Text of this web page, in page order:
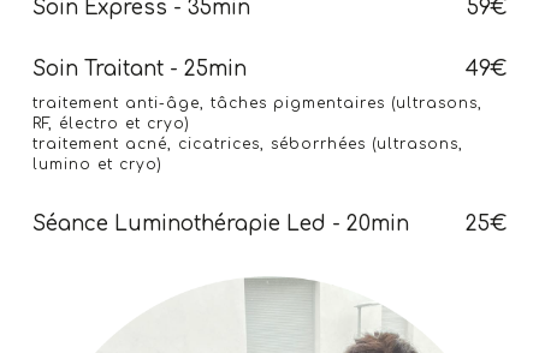
Soin Express - 35min 59€
Soin Traitant - 25min 49€
traitement anti-âge, tâches pigmentaires (ultrasons,
RF, électro et cryo)
traitement acné, cicatrices, séborrhées (ultrasons,
lumino et cryo)
Séance Luminothérapie Led - 20min 25€